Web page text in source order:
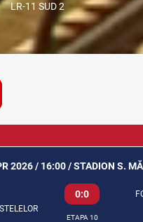
LR-11 SUD 2
2026 / 16:00 / STADION S.
0:0
ETAPA 10